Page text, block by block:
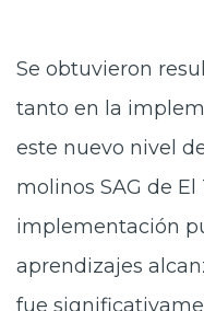
Se obtuvieron
tanto en la
este nuevo nivel
molinos SAG de El
implementación
aprendizajes
fue